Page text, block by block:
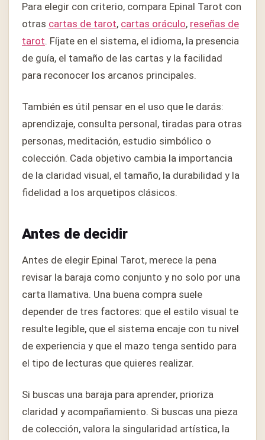
Para elegir con criterio, compara Epinal Tarot con
otras cartas de tarot, cartas oráculo, reseñas de
tarot. Fíjate en el sistema, el idioma, la presencia
de guía, el tamaño de las cartas y la facilidad
para reconocer los arcanos principales.
También es útil pensar en el uso que le darás:
aprendizaje, consulta personal, tiradas para otras
personas, meditación, estudio simbólico o
colección. Cada objetivo cambia la importancia
de la claridad visual, el tamaño, la durabilidad y la
fidelidad a los arquetipos clásicos.
Antes de decidir
Antes de elegir Epinal Tarot, merece la pena
revisar la baraja como conjunto y no solo por una
carta llamativa. Una buena compra suele
depender de tres factores: que el estilo visual te
resulte legible, que el sistema encaje con tu nivel
de experiencia y que el mazo tenga sentido para
el tipo de lecturas que quieres realizar.
Si buscas una baraja para aprender, prioriza
claridad y acompañamiento. Si buscas una pieza
de colección, valora la singularidad artística, la